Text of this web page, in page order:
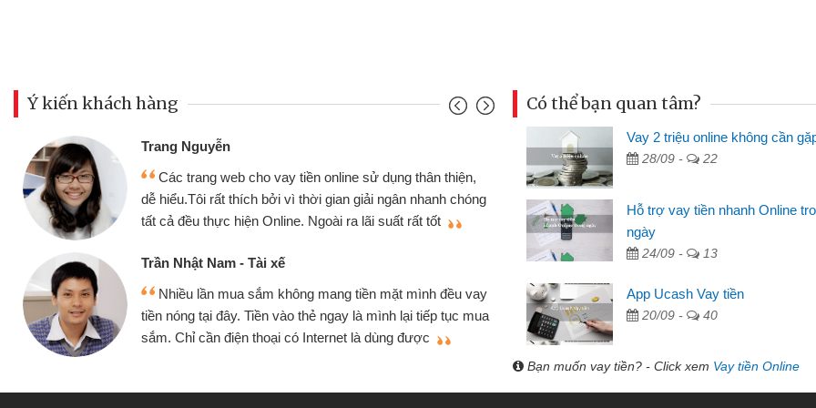
Ý kiến khách hàng
Trang Nguyễn
Các trang web cho vay tiền online sử dụng thân thiện,
dễ hiểu.Tôi rất thích bởi vì thời gian giải ngân nhanh chóng
tất cả đều thực hiện Online. Ngoài ra lãi suất rất tốt
Trần Nhật Nam - Tài xế
Nhiều lần mua sắm không mang tiền mặt mình đều vay
tiền nóng tại đây. Tiền vào thẻ ngay là mình lại tiếp tục mua
sắm. Chỉ cần điện thoại có Internet là dùng được
Đoàn Hữu Cảnh
Mình cần tiền gấp nên định
nhưng thật may đã có gói vay
không cần gặp mặt nên rất tiện
bè biết
Tôi kinh doanh buôn bán
hàng, nhờ biết đến website
quyết được công việc của
Có thể bạn quan tâm?
Vay 2 triệu online không cần
28/09 - 22
Hỗ trợ vay tiền nhanh Online
ngày
24/09 - 13
App Ucash Vay tiền
20/09 - 40
Bạn muốn vay tiền? - Click xem Vay tiền Online